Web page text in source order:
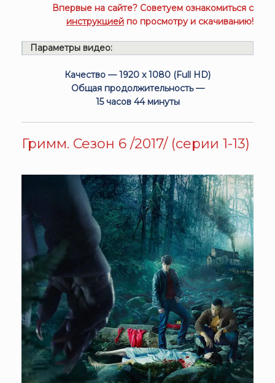
Впервые на сайте? Советуем ознакомиться с
инструкцией по просмотру и скачиванию!
Параметры видео:
Качество — 1920 x 1080 (Full HD)
Общая продолжительность —
15 часов 44 минуты
Гримм. Сезон 6 /2017/ (серии 1-13)